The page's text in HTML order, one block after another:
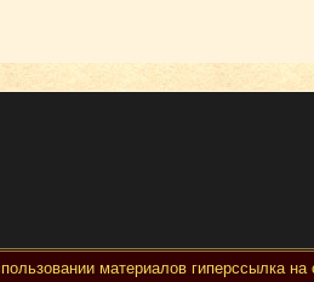
материалов гиперссылка на